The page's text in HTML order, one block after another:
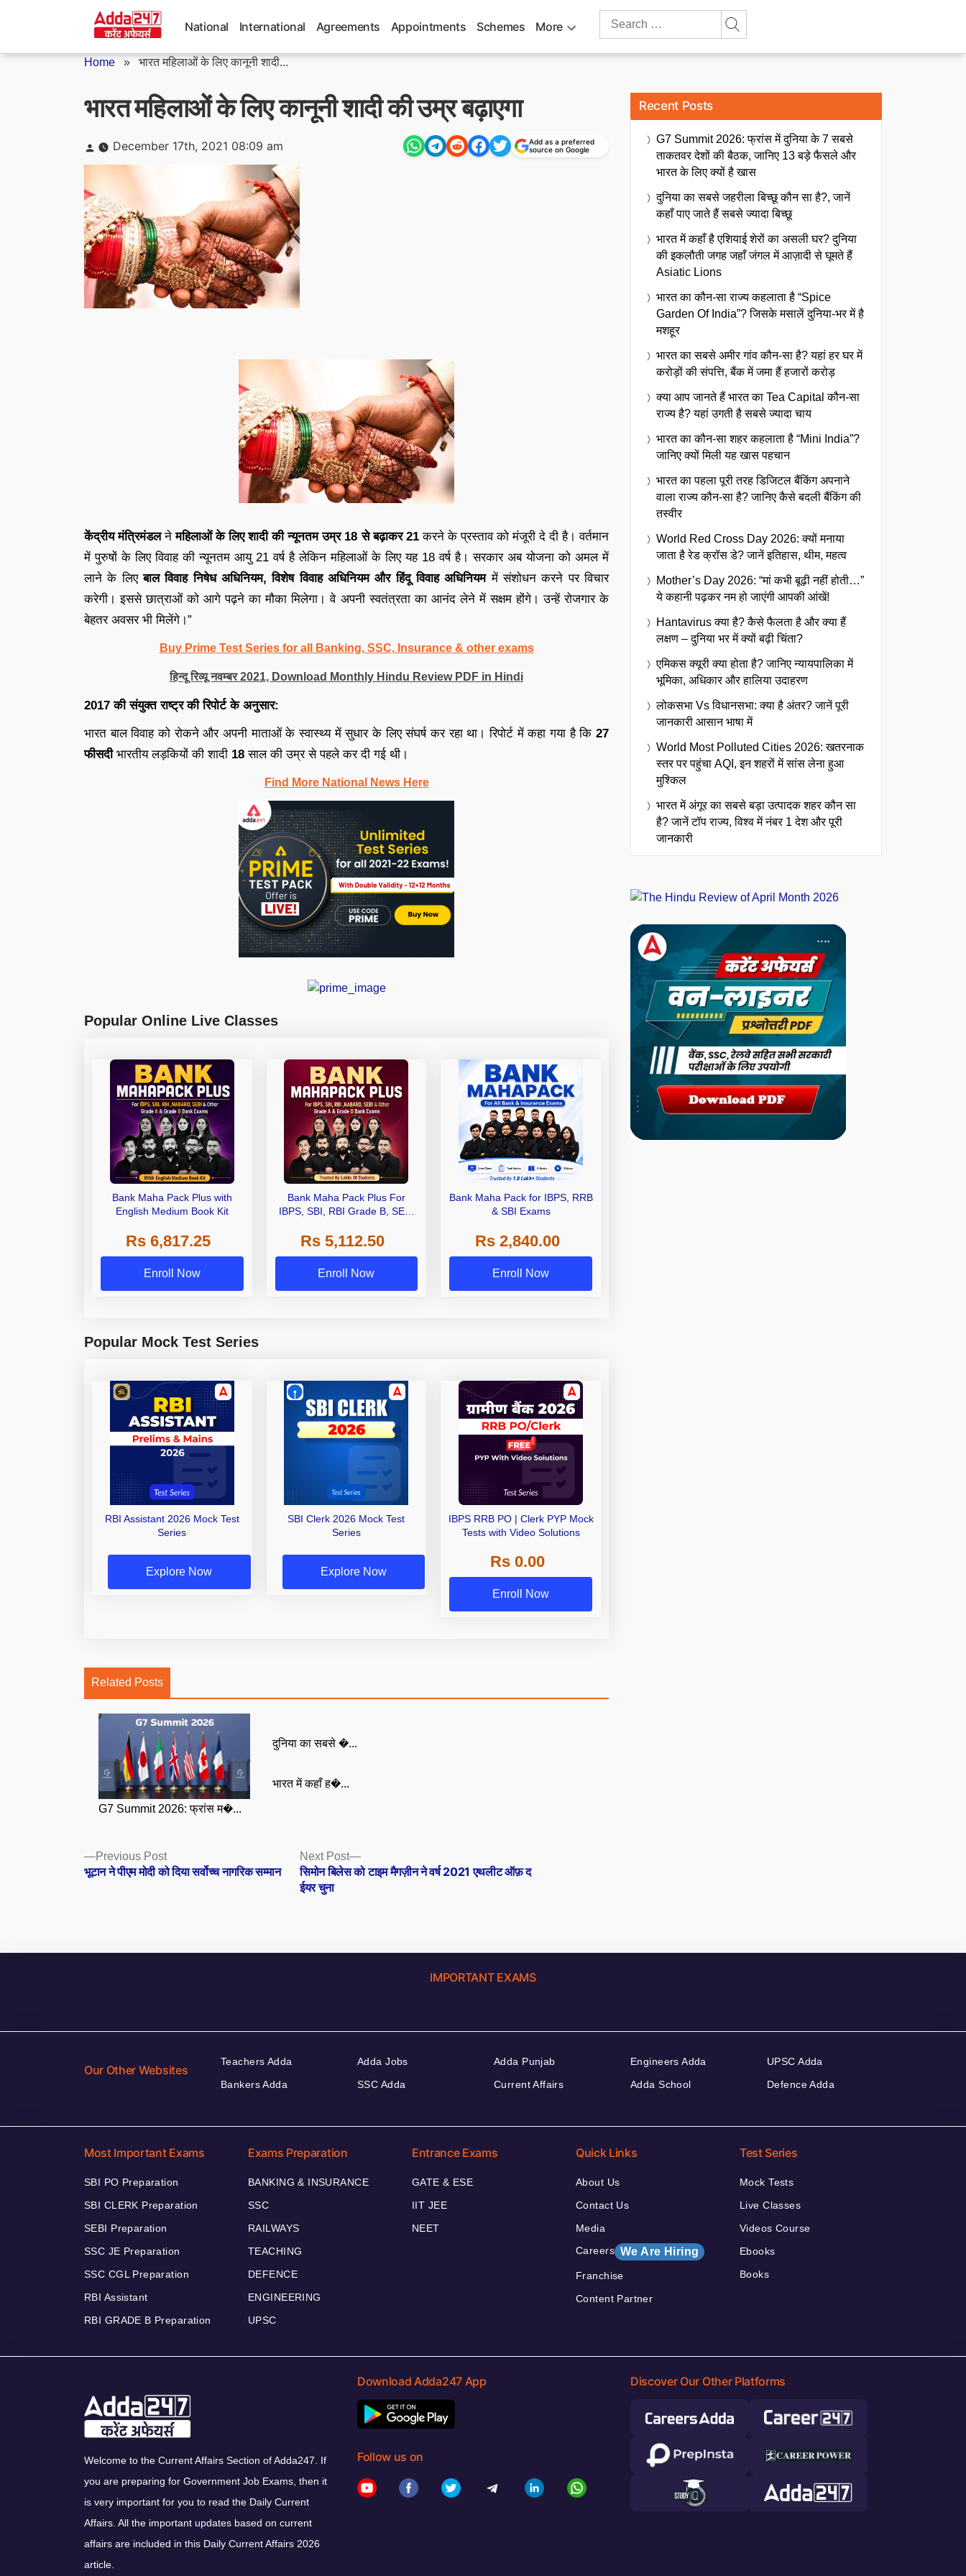
National International Agreements Appointments Schemes More
Search
Home » भारत महिलाओं के लिए कानूनी शादी...
भारत महिलाओं के लिए कानूनी शादी की उम्र बढ़ाएगा
Posted
by
December 17th, 2021 08:09 am
Add as a preferred
source on Google
केंद्रीय मंत्रिमंडलनेमहिलाओं के लिए शादी की न्यूनतम उम्र 18 से बढ़ाकर 21करने के प्रस्ताव को मंजूरी दे दी है। वर्तमान
में पुरुषों के लिए विवाह की न्यूनतम आयु 21 वर्ष है लेकिन महिलाओं के लिए यह 18 वर्ष है। सरकार अब योजना को अमल में
लाने के लिएबाल विवाह निषेध अधिनियम, विशेष विवाह अधिनियम और हिंदू विवाह अधिनियममें संशोधन करने पर विचार
करेगी। इससे छात्राओं को आगे पढ़ने का मौका मिलेगा। वे अपनी स्वतंत्रता का आनंद लेने में सक्षम होंगे। उन्हें रोजगार के
बेहतर अवसर भी मिलेंगे।”
Buy Prime Test Series for all Banking, SSC, Insurance & other exams
हिन्दू रिव्यू नवम्बर 2021, Download Monthly Hindu Review PDF in Hindi
2017 की संयुक्त राष्ट्र की रिपोर्ट के अनुसार:
भारत बाल विवाह को रोकने और अपनी माताओं के स्वास्थ्य में सुधार के लिए संघर्ष कर रहा था। रिपोर्ट में कहा गया है कि 27
फीसदीभारतीय लड़कियों की शादी 18साल की उम्र से पहले कर दी गई थी।
Find More National News Here
Popular Online Live Classes
Bank Maha Pack Plus with
English Medium Book Kit
Rs 6,817.25
Enroll Now
Bank Maha Pack Plus For
IBPS, SBI, RBI Grade B, SEBI
Other Grade A & Grade B Bank
Exams
Rs 5,112.50
Enroll Now
Bank Maha Pack for IBPS, RRB
& SBI Exams
Rs 2,840.00
Enroll Now
Popular Mock Test Series
RBI Assistant 2026 Mock Test
Series
Explore Now
SBI Clerk 2026 Mock Test
Series
Explore Now
IBPS RRB PO | Clerk PYP Mock
Tests with Video Solutions
Rs 0.00
Enroll Now
Related Posts
G7 Summit 2026: फ्रांस म�...
दुनिया का सबसे �...
भारत में कहाँ ह�...
Posts
navigation
Previous PostPrevious
post:
भूटान ने पीएम मोदी को दिया सर्वोच्च नागरिक सम्मान
Next Post
Next
post:
सिमोन बिलेस को टाइम मैगज़ीन ने वर्ष 2021 एथलीट ऑफ़ द
ईयर चुना
Recent Posts
G7 Summit 2026: फ्रांस में दुनिया के 7 सबसे
ताकतवर देशों की बैठक, जानिए 13 बड़े फैसले और
भारत के लिए क्यों है खास
दुनिया का सबसे जहरीला बिच्छू कौन सा है?, जानें
कहाँ पाए जाते हैं सबसे ज्यादा बिच्छू
भारत में कहाँ है एशियाई शेरों का असली घर? दुनिया
की इकलौती जगह जहाँ जंगल में आज़ादी से घूमते हैं
Asiatic Lions
भारत का कौन-सा राज्य कहलाता है “Spice
Garden Of India”? जिसके मसालें दुनिया-भर में है
मशहूर
भारत का सबसे अमीर गांव कौन-सा है? यहां हर घर में
करोड़ों की संपत्ति, बैंक में जमा हैं हजारों करोड़
क्या आप जानते हैं भारत का Tea Capital कौन-सा
राज्य है? यहां उगती है सबसे ज्यादा चाय
भारत का कौन-सा शहर कहलाता है “Mini India”?
जानिए क्यों मिली यह खास पहचान
भारत का पहला पूरी तरह डिजिटल बैंकिंग अपनाने
वाला राज्य कौन-सा है? जानिए कैसे बदली बैंकिंग की
तस्वीर
World Red Cross Day 2026: क्यों मनाया
जाता है रेड क्रॉस डे? जानें इतिहास, थीम, महत्व
Mother’s Day 2026: “मां कभी बूढ़ी नहीं होती…”
ये कहानी पढ़कर नम हो जाएंगी आपकी आंखें!
Hantavirus क्या है? कैसे फैलता है और क्या हैं
लक्षण – दुनिया भर में क्यों बढ़ी चिंता?
एमिकस क्यूरी क्या होता है? जानिए न्यायपालिका में
भूमिका, अधिकार और हालिया उदाहरण
लोकसभा Vs विधानसभा: क्या है अंतर? जानें पूरी
जानकारी आसान भाषा में
World Most Polluted Cities 2026: खतरनाक
स्तर पर पहुंचा AQI, इन शहरों में सांस लेना हुआ
मुश्किल
भारत में अंगूर का सबसे बड़ा उत्पादक शहर कौन सा
है? जानें टॉप राज्य, विश्व में नंबर 1 देश और पूरी
जानकारी
IMPORTANT EXAMS
Our Other Websites
Teachers Adda
Bankers Adda
Adda Jobs
SSC Adda
Adda Punjab
Current Affairs
Engineers Adda
Adda School
UPSC Adda
Defence Adda
Most Important Exams
SBI PO Preparation
SBI CLERK Preparation
SEBI Preparation
SSC JE Preparation
SSC CGL Preparation
RBI Assistant
RBI GRADE B Preparation
Exams Preparation
BANKING & INSURANCE
SSC
RAILWAYS
TEACHING
DEFENCE
ENGINEERING
UPSC
Entrance Exams
GATE & ESE
IIT JEE
NEET
Quick Links
About Us
Contact Us
Media
Careers We Are Hiring
Franchise
Content Partner
Test Series
Mock Tests
Live Classes
Videos Course
Ebooks
Books
Welcome to the Current Affairs Section of Adda247. If
you are preparing for Government Job Exams, then it
is very important for you to read the Daily Current
Affairs. All the important updates based on current
affairs are included in this Daily Current Affairs 2026
article.
Download Adda247 App
Follow us on
Discover Our Other Platforms